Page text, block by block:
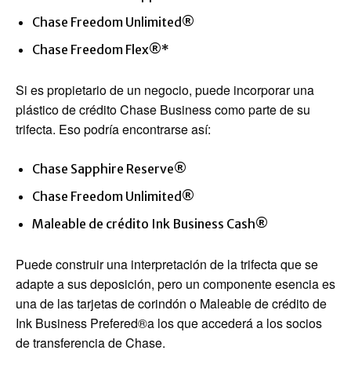
Chase Freedom Unlimited®
Chase Freedom Flex®*
Si es propietario de un negocio, puede incorporar una
plástico de crédito Chase Business como parte de su
trifecta. Eso podría encontrarse así:
Chase Sapphire Reserve®
Chase Freedom Unlimited®
Maleable de crédito Ink Business Cash®
Puede construir una interpretación de la trifecta que se
adapte a sus deposición, pero un componente esencia es
una de las tarjetas de corindón o Maleable de crédito de
Ink Business Prefered®a los que accederá a los socios
de transferencia de Chase.